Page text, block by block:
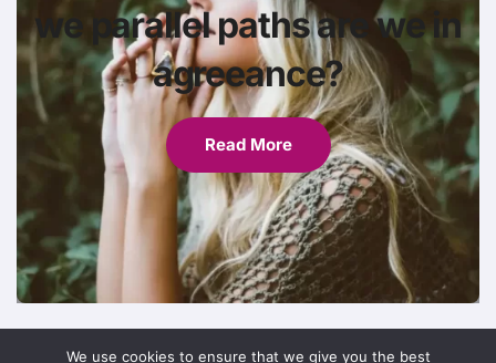
we parallel paths are we in
agreeance?
Read More
We use cookies to ensure that we give you the best